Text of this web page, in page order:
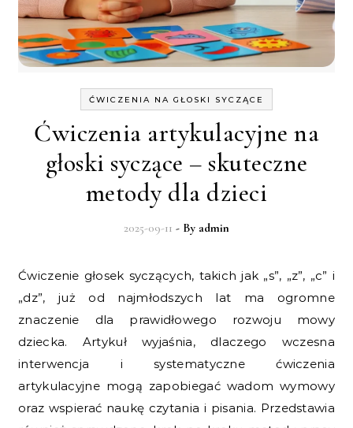
ĆWICZENIA NA GŁOSKI SYCZĄCE
Ćwiczenia artykulacyjne na
głoski syczące – skuteczne
metody dla dzieci
2025-09-11 - By admin
Ćwiczenie głosek syczących, takich jak „s”, „z”, „c” i
„dz”, już od najmłodszych lat ma ogromne
znaczenie dla prawidłowego rozwoju mowy
dziecka. Artykuł wyjaśnia, dlaczego wczesna
interwencja i systematyczne ćwiczenia
artykulacyjne mogą zapobiegać wadom wymowy
oraz wspierać naukę czytania i pisania. Przedstawia